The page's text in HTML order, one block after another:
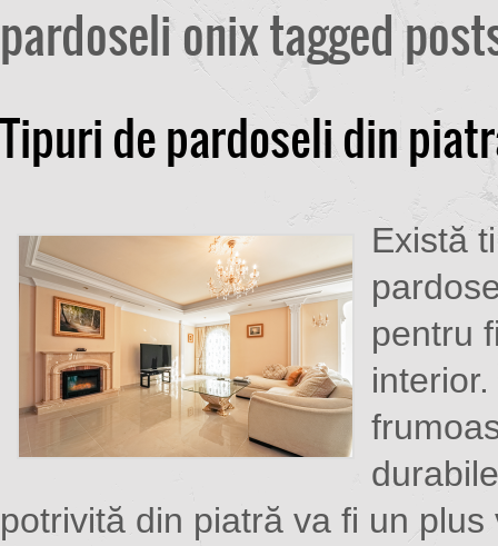
pardoseli onix tagged
Tipuri de pardoseli din
Există
pentru
potrivită din piatră va fi un